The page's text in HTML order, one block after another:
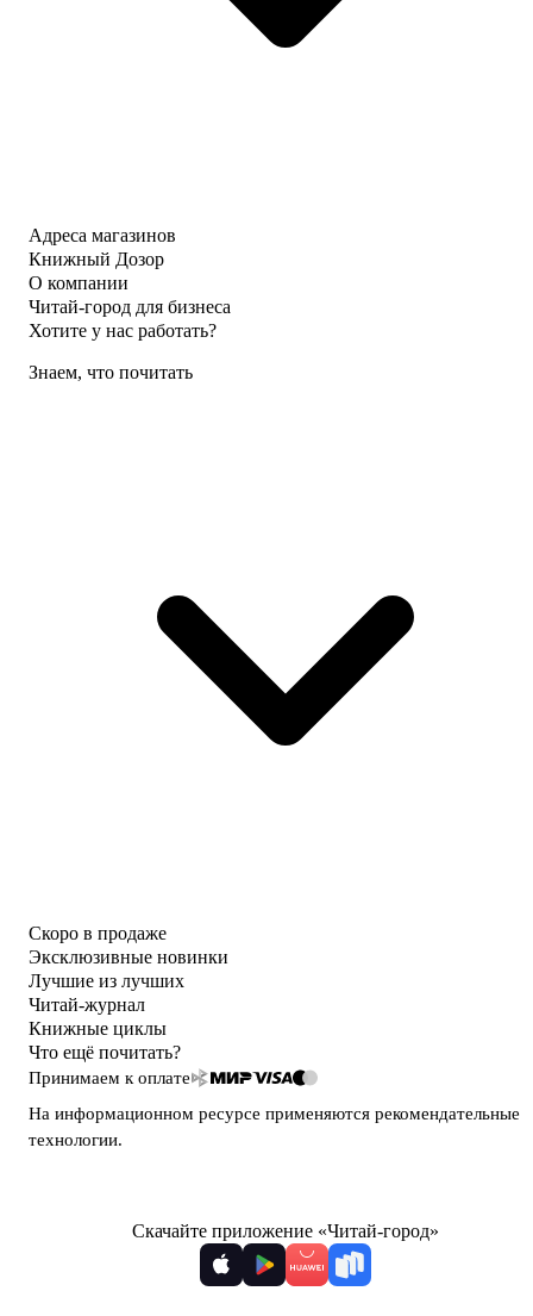
Адреса магазинов
Книжный Дозор
О компании
Читай-город для бизнеса
Хотите у нас работать?
Знаем, что почитать
Скоро в продаже
Эксклюзивные новинки
Лучшие из лучших
Читай-журнал
Книжные циклы
Что ещё почитать?
Принимаем к оплате
На информационном ресурсе применяются рекомендательные
технологии.
Скачайте приложение «Читай-город»